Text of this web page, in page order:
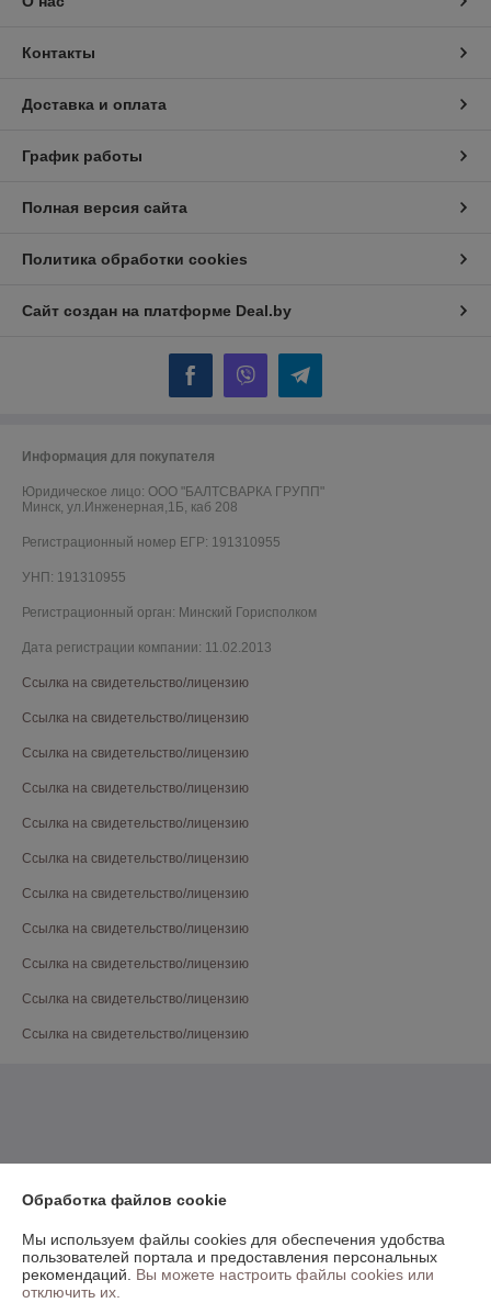
Контакты
Доставка и оплата
График работы
Полная версия сайта
Политика обработки cookies
Сайт создан на платформе Deal.by
Информация для покупателя
Юридическое лицо: ООО "БАЛТСВАРКА ГРУПП"
Минск, ул.Инженерная,1Б, каб 208
Регистрационный номер ЕГР: 191310955
УНП: 191310955
Регистрационный орган: Минский Горисполком
Дата регистрации компании: 11.02.2013
Ссылка на свидетельство/лицензию
Ссылка на свидетельство/лицензию
Ссылка на свидетельство/лицензию
Ссылка на свидетельство/лицензию
Ссылка на свидетельство/лицензию
Ссылка на свидетельство/лицензию
Ссылка на свидетельство/лицензию
Ссылка на свидетельство/лицензию
Ссылка на свидетельство/лицензию
Ссылка на свидетельство/лицензию
Ссылка на свидетельство/лицензию
Обработка файлов cookie
Мы используем файлы cookies для обеспечения удобства
пользователей портала и предоставления персональных
рекомендаций. Вы можете настроить файлы cookies или
отключить их.